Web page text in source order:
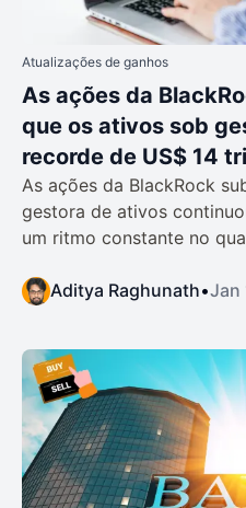
Atualizações de ganhos
As ações da
que os ativos sob
recorde de US$ 14
As ações da BlackRock
gestora de ativos
um ritmo constante no
Aditya Raghunath•Jan